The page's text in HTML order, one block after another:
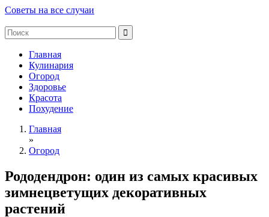
Советы на все случаи
Главная
Кулинария
Огород
Здоровье
Красота
Похудение
Главная
»
Огород
Рододендрон: один из самых красивых
зимнецветущих декоративных
растений